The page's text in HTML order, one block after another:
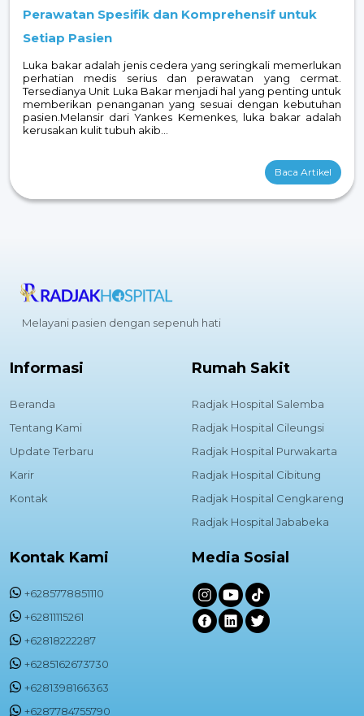
Perawatan Spesifik dan Komprehensif untuk
Setiap Pasien
Luka bakar adalah jenis cedera yang seringkali memerlukan
perhatian medis serius dan perawatan yang cermat.
Tersedianya Unit Luka Bakar menjadi hal yang penting untuk
memberikan penanganan yang sesuai dengan kebutuhan
pasien.Melansir dari Yankes Kemenkes, luka bakar adalah
kerusakan kulit tubuh akib...
Baca Artikel
Melayani pasien dengan sepenuh hati
Informasi
Beranda
Tentang Kami
Update Terbaru
Karir
Kontak
Rumah Sakit
Radjak Hospital Salemba
Radjak Hospital Cileungsi
Radjak Hospital Purwakarta
Radjak Hospital Cibitung
Radjak Hospital Cengkareng
Radjak Hospital Jababeka
Kontak Kami
+6285778851110
+62811115261
+62818222287
+6285162673730
+6281398166363
+6287784755790
Media Sosial